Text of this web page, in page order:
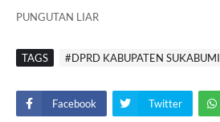
PUNGUTAN LIAR
TAGS #DPRD KABUPATEN SUKABUMI
Facebook Twitter